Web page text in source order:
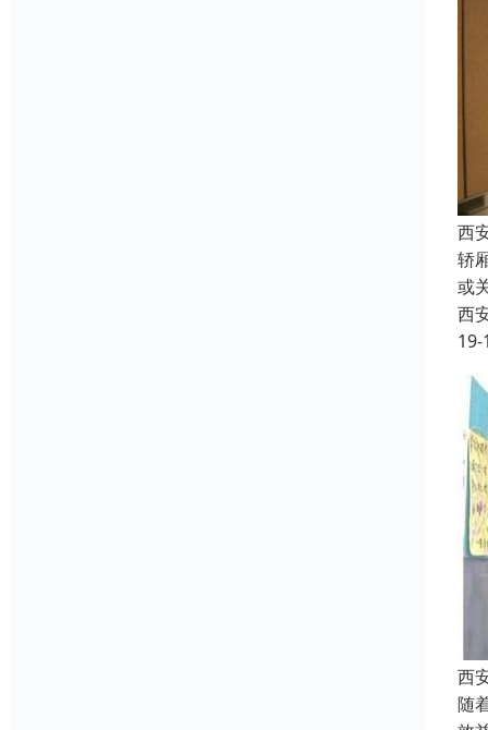
西
轿
或
西
19-
西
随